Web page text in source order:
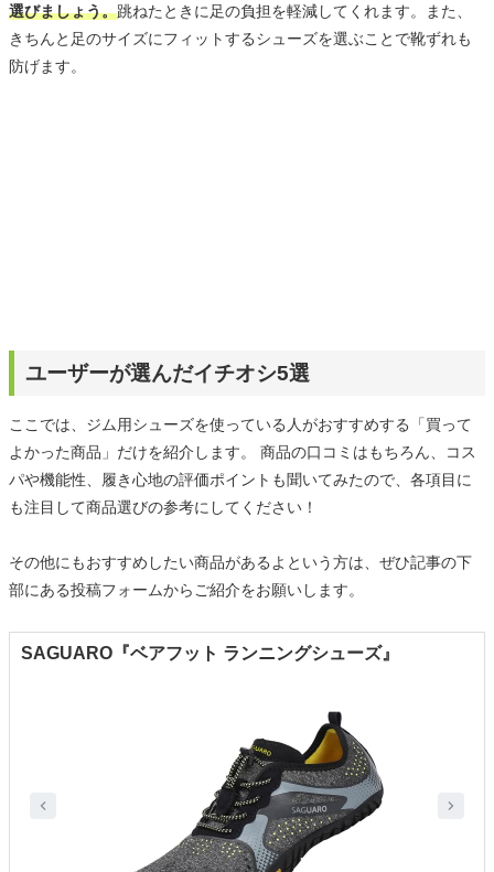
選びましょう。跳ねたときに足の負担を軽減してくれます。また、
きちんと足のサイズにフィットするシューズを選ぶことで靴ずれも
防げます。
ユーザーが選んだイチオシ5選
ここでは、ジム用シューズを使っている人がおすすめする「買って
よかった商品」だけを紹介します。 商品の口コミはもちろん、コス
パや機能性、履き心地の評価ポイントも聞いてみたので、各項目に
も注目して商品選びの参考にしてください！
その他にもおすすめしたい商品があるよという方は、ぜひ記事の下
部にある投稿フォームからご紹介をお願いします。
SAGUARO『ベアフット ランニングシューズ』